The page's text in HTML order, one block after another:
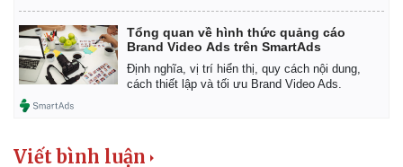
Tổng quan về hình thức quảng cáo
Brand Video Ads trên SmartAds
Định nghĩa, vị trí hiển thị, quy cách nội dung,
cách thiết lập và tối ưu Brand Video Ads.
Viết bình luận